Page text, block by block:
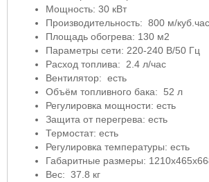
Мощность: 30 кВт
Производительность: 800 м/куб.час
Площадь обогрева: 130 м2
Параметры сети: 220-240 В/50 Гц
Расход топлива: 2.4 л/час
Вентилятор: есть
Объём топливного бака: 52 л
Регулировка мощности: есть
Защита от перегрева: есть
Термостат: есть
Регулировка температуры: есть
Габаритные размеры:
Вес: 37.8 кг